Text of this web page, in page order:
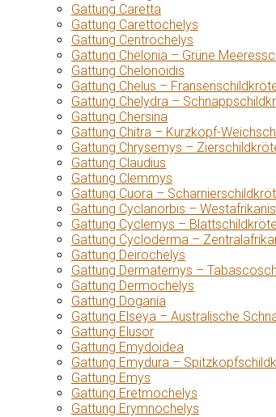
Gattung Caretta
Gattung Carettochelys
Gattung Centrochelys
Gattung Chelonia – Grüne
Gattung Chelonoidis
Gattung Chelus –
Gattung Chelydra –
Gattung Chersina
Gattung Chitra – Kurzkopf-
Gattung Chrysemys –
Gattung Claudius
Gattung Clemmys
Gattung Cuora –
Gattung Cyclanorbis –
Gattung Cyclemys –
Gattung Cycloderma –
Gattung Deirochelys
Gattung Dermatemys –
Gattung Dermochelys
Gattung Dogania
Gattung Elseya – Australische
Gattung Elusor
Gattung Emydoidea
Gattung Emydura –
Gattung Emys
Gattung Eretmochelys
Gattung Erymnochelys